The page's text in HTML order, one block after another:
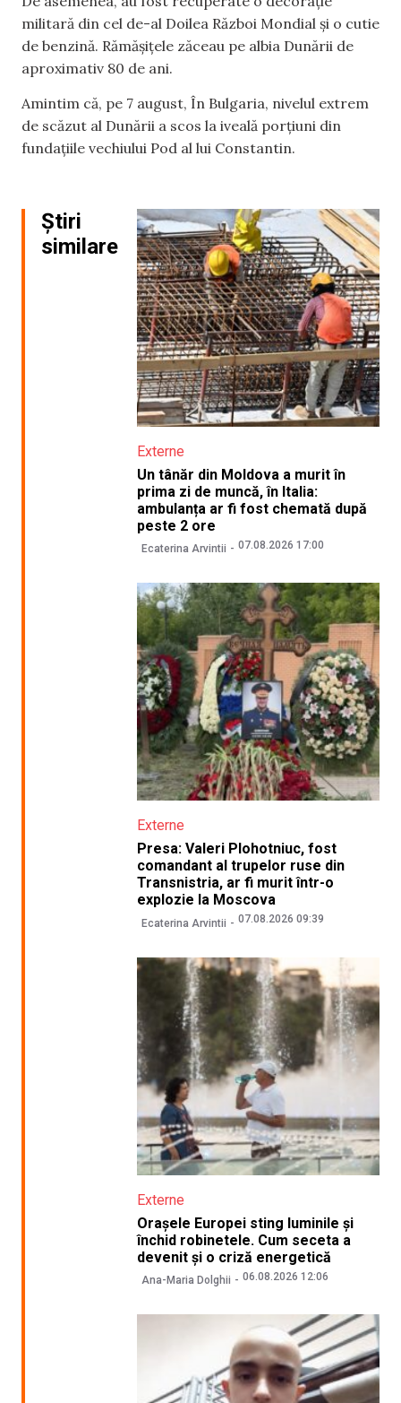
militară din cel de-al Doilea Război Mondial și o cutie
de benzină. Rămășițele zăceau pe albia Dunării de
aproximativ 80 de ani.
Amintim că, pe 7 august, În Bulgaria, nivelul extrem
de scăzut al Dunării a scos la iveală porţiuni din
fundaţiile vechiului Pod al lui Constantin.
Știri
similare
Externe
Un tânăr din Moldova a murit în
prima zi de muncă, în Italia:
ambulanța ar fi fost chemată după
peste 2 ore
Ecaterina Arvintii 07.08.2026 17:00
Externe
Presa: Valeri Plohotniuc, fost
comandant al trupelor ruse din
Transnistria, ar fi murit într-o
explozie la Moscova
Ecaterina Arvintii 07.08.2026 09:39
Externe
Orașele Europei sting luminile și
închid robinetele. Cum seceta a
devenit și o criză energetică
Ana-Maria Dolghii 06.08.2026 12:06